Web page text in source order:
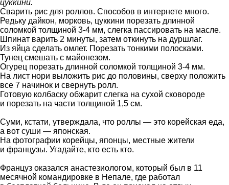
цуккини.
Сварить рис для роллов. Способов в интернете много.
Редьку дайкон, морковь, цуккини порезать длинной
соломкой толщиной 3-4 мм, слегка пассировать на масле.
Шпинат варить 2 минуты, затем откинуть на дуршлаг.
Из яйца сделать омлет. Порезать тонкими полосками.
Тунец смешать с майонезом.
Огурец порезать длинной соломкой толщиной 3-4 мм.
На лист нори выложить рис до половины, сверху положить
все 7 начинок и свернуть ролл.
Готовую колбаску обжарит слегка на сухой сковороде
и порезать на части толщиной 1,5 см.
Суми, кстати, утверждала, что роллы — это корейская еда,
а вот суши — японская.
На фотографии корейцы, японцы, местные жители
и французы. Угадайте, кто есть кто.
Француз оказался анастезиологом, который был в 11
месячной командировке в Непале, где работал